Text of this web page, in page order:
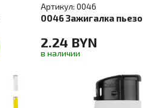
Артикул: 0046
0046 Зажигалка пьезо
2.24 BYN
в наличии